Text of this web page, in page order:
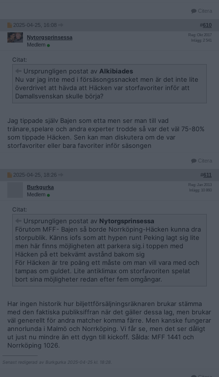
Citera
2025-04-25, 16:08 #610
Nytorgsprinsessa
Medlem
Reg: Okt 2017
Inlägg: 2 541
Citat:
Ursprungligen postat av Alkibiades
Nu var jag inte med i försäsongssnacket men är det inte lite
överdrivet att hävda att Häcken var storfavoriter inför att
Damallsvenskan skulle börja?
Jag tippade själv Bajen som etta men ser man till vad
tränare,spelare och andra experter trodde så var det väl 75-80%
som tippade Häcken. Sen kan man diskutera om de var
storfavoriter eller bara favoriter inför säsongen
Citera
2025-04-25, 18:26 #611
Burkgurka
Medlem
Reg: Jan 2013
Inlägg: 10 860
Citat:
Ursprungligen postat av Nytorgsprinsessa
Förutom MFF- Bajen så borde Norrköping-Häcken kunna dra
storpublik. Känns iofs som att hypen runt Peking lagt sig lite
men här finns möjligheten att parkera sig.i toppen med
Häcken på ett bekvämt avstånd bakom sig
För Häcken är tre poäng ett måste om man vill vara med och
tampas om guldet. Lite antiklimax om storfavoriten spelat
bort sina möjligheter redan efter fem omgångar.
Har ingen historik hur biljettförsäljningsräknaren brukar stämma
med den faktiska publiksiffran när det gäller dessa lag, men brukar
väl generellt för andra matcher komma färre. Men kanske fungerar
annorlunda i Malmö och Norrköping. Vi får se, men det ser dåligt
ut just nu mindre än ett dygn till kickoff. Sålda: MFF 1441 och
Norrköping 1026.
Senast redigerad av Burkgurka 2025-04-25 kl. 18:28.